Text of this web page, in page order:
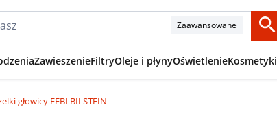
Zaawansowane
ZawieszenieFiltryOleje i płynyOświetlenieKosmetyki
głowicy FEBI BILSTEIN